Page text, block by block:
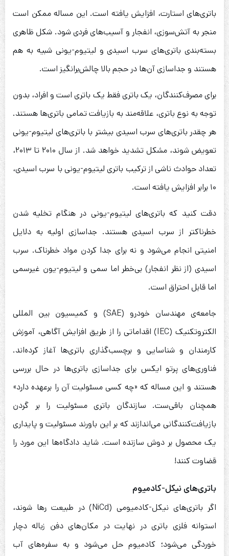
باتری‌های استارت، افزایش یافته است. این مساله ممکن است
منجر به آتش‌سوزی، انفجار و آسیب‌های فردی شود. شکل ظاهری
بسته‌بندی باتری‌های سرب اسیدی و لیتیوم-یونی شبیه به هم
هستند و جداسازی آن‌ها در حجم بالا چالش‌برانگیز است.
برای مصرف‌کنندگان، یک باتری فقط یک باتری است و افراد، بدون
توجه به نوع باتری، علاقه‌مند به بازیافت تمامی باتری‌ها هستند.
هر چقدر باتری‌های سرب اسیدی بیشتر با باتری‌های لیتیوم-یونی
تعویض شوند، مشکل تشدید خواهد شد. از سال ۲۰۱۰ تا ۲۰۱۳،
تعداد حوادث ناشی از ترکیب باتری لیتیوم-یونی با سرب اسیدی،
۱۰ برابر افزایش یافته است.
دقت کنید که باتری‌های لیتیوم-یونی در هنگام تخلیه شدن
خطرناکتر از سرب اسیدی هستند. جداسازی اولیه به دلایل
امنیتی انجام می‌شود و نه برای جدا کردن مواد خطرناک. سرب
اسیدی (از نظر انفجار) بی‌خطر اما سمی و لیتیوم-یون غیرسمی
اما قابل احتراق است.
جامعه‌ی مهندسان خودرو (SAE) و کمیسیون بین المللی
الکتروتکنیک (IEC) اقداماتی را از طریق افزایش آگاهی، آموزش
کارمندان و شناسایی و برچسب‌گذاری باتری‌ها آغاز کرده‌اند.
فناوری‌های پرتو ایکس برای جداسازی باتری‌ها در حال بررسی
هستند و این مساله که «چه کسی مسئولیت آن را برعهده دارد»
همچنان باقی‌ست. سازندگان باتری مسئولیت را بر گردن
بازیافت‌کنندگانی می‌اندازند که بر این باورند مسئولیت و پایداری
یک محصول بر دوش سازنده است. شاید دادگاه‌ها این مورد را
قضاوت کنند!
باتری‌های نیکل-کادمیوم
اگر باتری‌های نیکل-کادمیومی (NiCd) در طبیعت رها شوند،
استوانه فلزی باتری در نهایت در مکان‌های دفن زباله دچار
خوردگی می‌شود؛ کادمیوم حل می‌شود و به سفره‌های آب